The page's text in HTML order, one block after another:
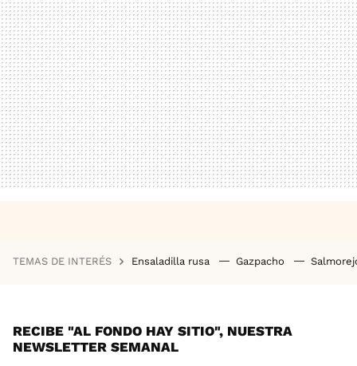
TEMAS DE INTERÉS Ensaladilla rusa Gazpacho
RECIBE "AL FONDO HAY SITIO", NUESTRA
NEWSLETTER SEMANAL